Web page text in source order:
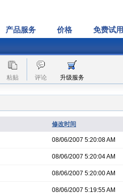
产品服务 价格 免费试用
粘贴 评论
升级服务
修改时间
08/06/2007 5:20:08 AM
08/06/2007 5:20:04 AM
08/06/2007 5:20:00 AM
08/06/2007 5:19:55 AM